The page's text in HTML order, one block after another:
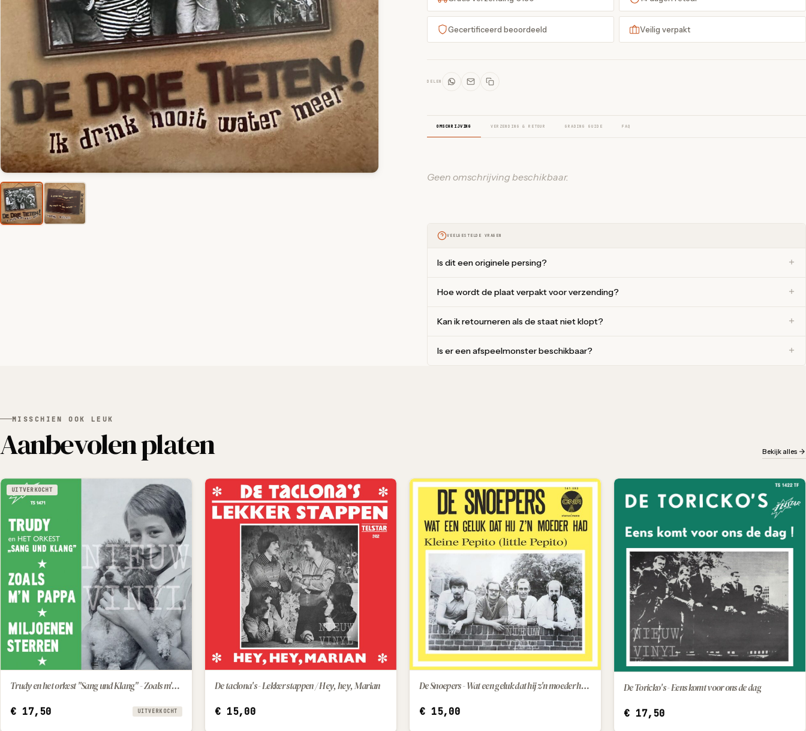
Gecertificeerd beoordeeld Veilig verpakt
DELEN
OMSCHRIJVING VERZENDING & RETOUR GRADING GUIDE FAQ
Geen omschrijving beschikbaar.
VEELGESTELDE VRAGEN
Is dit een originele persing?
Hoe wordt de plaat verpakt voor verzending?
Kan ik retourneren als de staat niet klopt?
Is er een afspeelmonster beschikbaar?
MISSCHIEN OOK LEUK
Aanbevolen platen Bekijk alles
UITVERKOCHT
Trudy en het orkest "Sang und Klang" - Zoals m'n papa / Miljoenen sterren
€17,50 UITVERKOCHT
IN WINKELWAGEN
De taclona's - Lekker stappen / Hey, hey, Marian
€15,00
IN WINKELWAGEN De Snoepers - Wat een geluk dat hij z'n moeder had / Kleine Pepito (little Pepito)
€15,00
IN WINKELWAGEN
De Toricko's - Eens komt voor ons de dag
€17,50